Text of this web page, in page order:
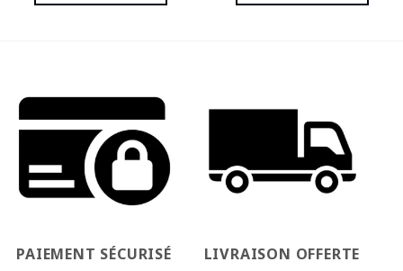
options
peuvent
être
choisies
sur
du
options
peuvent
être
choisies
du
PAIEMENT SÉCURISÉ LIVRAISON OFFERTE